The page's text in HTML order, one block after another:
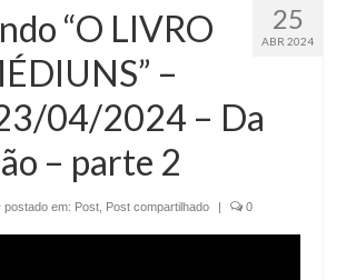
25
ABR 2024
“O LIVRO
–
04/2024 – Da
– parte 2
postado em: Post Post compartilhado | 0